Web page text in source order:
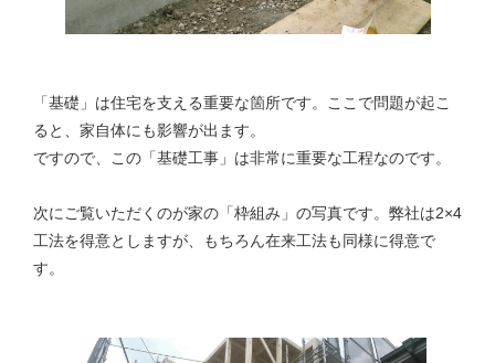
「基礎」は住宅を支える重要な箇所です。ここで問題が起こ
ると、家自体にも影響が出ます。
ですので、この「基礎工事」は非常に重要な工程なのです。
次にご覧いただくのが家の「枠組み」の写真です。弊社は2×4
工法を得意としますが、もちろん在来工法も同様に得意で
す。